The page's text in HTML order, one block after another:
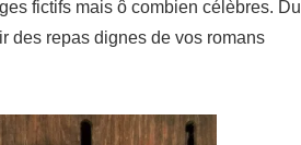
fictifs mais ô combien célèbres. Du
des repas dignes de vos romans